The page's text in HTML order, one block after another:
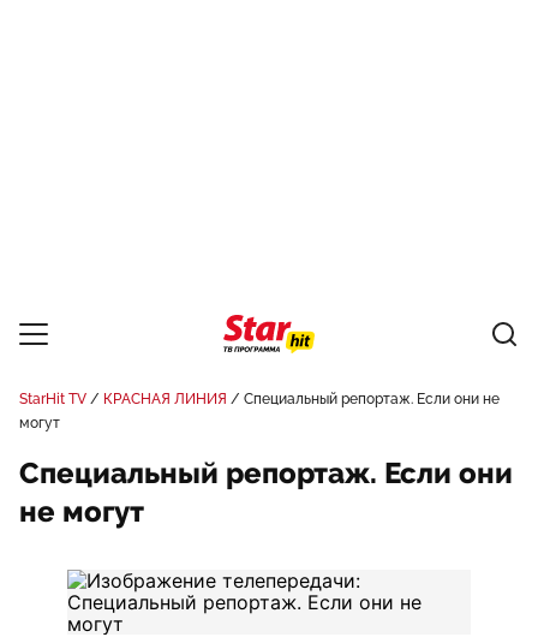
StarHit TV КРАСНАЯ ЛИНИЯ
Специальный репортаж. Если они не
могут
Специальный репортаж. Если они
не могут